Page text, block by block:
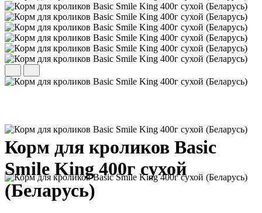
Корм для кроликов Basic
Smile King 400г сухой
(Беларусь)